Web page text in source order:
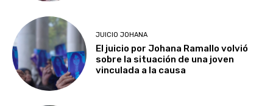
JUICIO JOHANA
El juicio por Johana Ramallo volvió
sobre la situación de una joven
vinculada a la causa